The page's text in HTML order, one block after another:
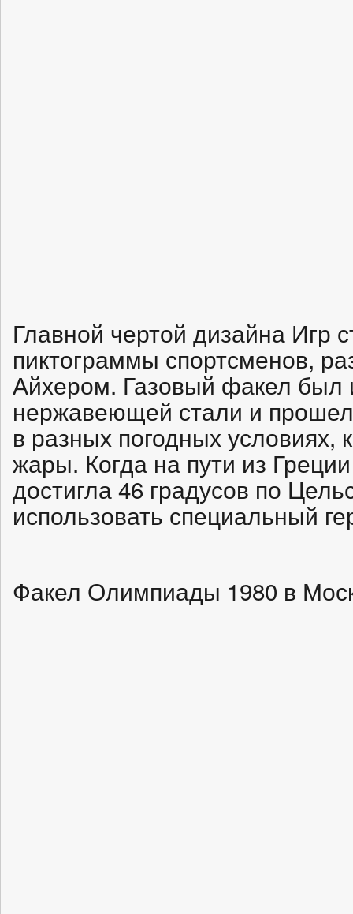
Главной чертой дизайна Игр
пиктограммы спортсменов,
Айхером. Газовый факел был
нержавеющей стали и
в разных погодных условиях,
жары. Когда на пути из
достигла 46 градусов по
использовать специальный
Факел Олимпиады 1980 в